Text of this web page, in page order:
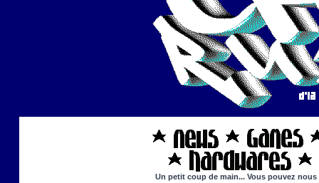
Un petit coup de main... Vous pouvez